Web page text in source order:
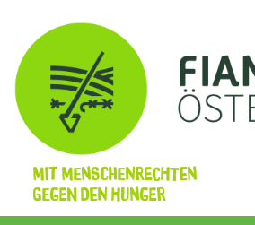
Mit Menschenrechten
gegen den Hunger